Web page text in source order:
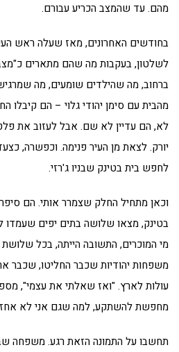
מהם. עד שהמצב הכריע עבורם.
בחודשים האחרונים, מאז שעלה ראש
לשלטון, בעקבות מה שהם מתארים כ"מצב
ברחוב, מה שהילדים שומעים, מה
מהבית עם סימן יהודי גלוי – הם קיבלו
לא, הם עדיין לא שם. אבל לעזוב את
יורק. לצאת מן העיר פנימה. וכפשרה,
לחפש בית בטינק שבניו ג'רזי.
וכאן מתחיל החלק שצמרר אותי. הם
בטינק, מצאו שלושה בתים יפים שעמדו
מי המוכרים, התשובה הייתה, בכל
משפחות יהודיות שכבר החליטו, שכבר
עולות לארץ. "ואז שאלתי את עצמי",
מחפשת להשתקע, למה שגם אני לא
תחשבו על התמונה הזאת רגע. משפחה